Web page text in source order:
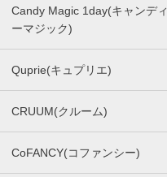
Candy Magic 1day(キャンディ
ーマジック)
Quprie(キュプリエ)
CRUUM(クルーム)
CoFANCY(コファンシー)